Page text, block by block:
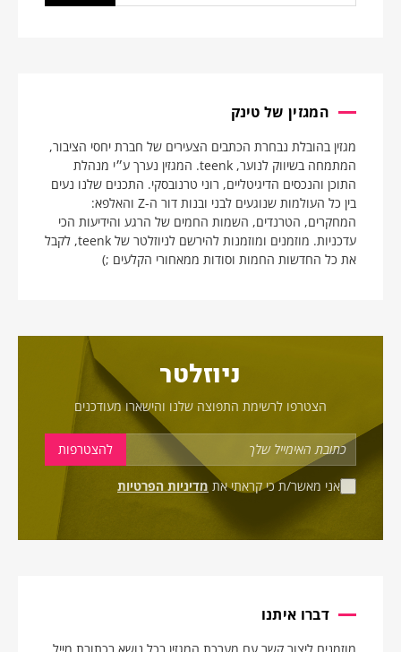
המגזין של טינק
מגזין בהובלת נבחרת הכתבים הצעירים של חברת יחסי הציבור,
המתמחה בשיווק לנוער, teenk. המגזין נערך ע״י מנהלת
התוכן והנכסים הדיגיטליים, רוני טרנובסקי. התכנים שלנו נעים
בין כל העולמות שנוגעים לבני ובנות דור ה-Z והאלפא:
המחקרים, הטרנדים, השמות החמים של הרגע והידיעות הכי
עדכניות. מוזמנים ומוזמנות להירשם לניוזלטר של teenk, לקבל
את כל החדשות החמות וסודות ממאחורי הקלעים ;)
ניוזלטר
הצטרפו לרשימת התפוצה שלנו והישארו מעודכנים
אני מאשר/ת כי קראתי את מדיניות הפרטיות
דברו איתנו